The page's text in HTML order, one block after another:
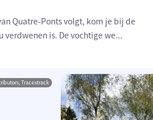
Quatre-Ponts volgt, kom je bij de
is. De vochtige we...
Tracestrack